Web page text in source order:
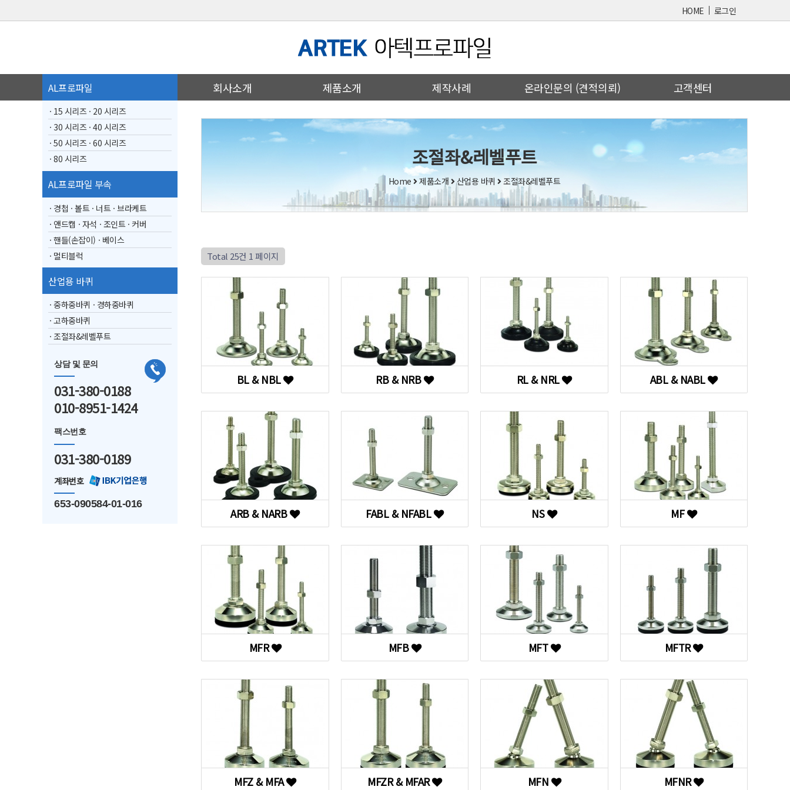
HOME 로그인
AL프로파일
· 15 시리즈 · 20 시리즈
· 30 시리즈 · 40 시리즈
· 50 시리즈 · 60 시리즈
· 80 시리즈
AL프로파일 부속
· 경첩 · 볼트 · 너트 · 브라케트
· 앤드캡 · 자석 · 조인트 · 커버
· 핸들(손잡이) · 베이스
· 멀티블럭
산업용 바퀴
· 중하중바퀴 · 경하중바퀴
· 고하중바퀴
· 조절좌&레벨푸트
상담 및 문의
031-380-0188
010-8951-1424
팩스번호
031-380-0189
계좌번호
653-090584-01-016
회사소개 제품소개 제작사례 온라인문의 (견적의뢰) 고객센터
조절좌&레벨푸트
Home 제품소개 산업용 바퀴 조절좌&레벨푸트
Total 25건 1 페이지
BL & NBL RB & NRB RL & NRL ABL & NABL
ARB & NARB FABL & NFABL NS MF
MFR MFB MFT MFTR
MFZ & MFA MFZR & MFAR MFN MFNR